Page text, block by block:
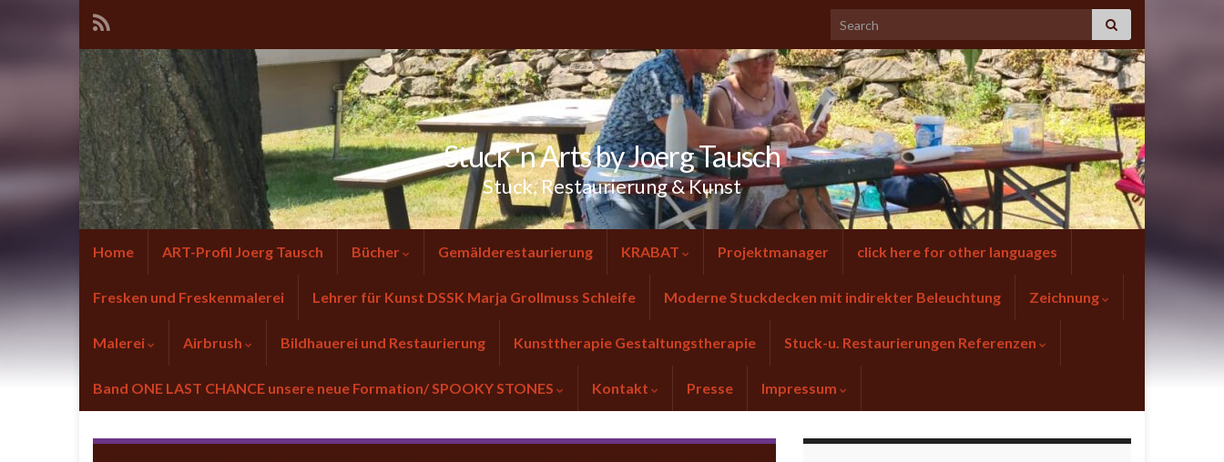
Stuck 'n Arts by Joerg Tausch
Stuck, Restaurierung & Kunst
Home ART-Profil Joerg Tausch Bücher Gemälderestaurierung KRABAT Projektmanager click here for other languages
Fresken und Freskenmalerei Lehrer für Kunst DSSK Marja Grollmuss Schleife Moderne Stuckdecken mit indirekter Beleuchtung Zeichnung
Malerei Airbrush Bildhauerei und Restaurierung Kunsttherapie Gestaltungstherapie Stuck-u. Restaurierungen Referenzen
Band ONE LAST CHANCE unsere neue Formation/ SPOOKY STONES Kontakt Presse Impressum